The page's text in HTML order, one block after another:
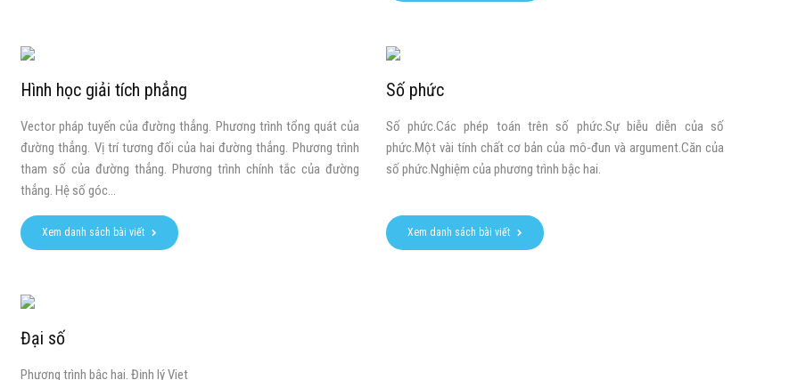
Hình học giải tích phẳng
Vector pháp tuyến của đường thẳng. Phương trình tổng quát của
đường thẳng. Vị trí tương đối của hai đường thẳng. Phương trình
tham số của đường thẳng. Phương trình chính tắc của đường
thẳng. Hệ số góc...
Xem danh sách bài viết
Số phức
Số phức.Các phép toán trên số phức.Sự biễu diễn của số
phức.Một vài tính chất cơ bản của mô-đun và argument.Căn của
số phức.Nghiệm của phương trình bậc hai.
Xem danh sách bài viết
Đại số
Phương trình bậc hai. Định lý Viet